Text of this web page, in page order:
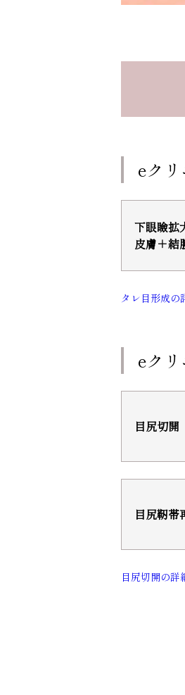
eク
下眼瞼拡
皮膚＋結
タレ目形成の
eク
目尻切開
目尻靭帯
目尻切開の詳